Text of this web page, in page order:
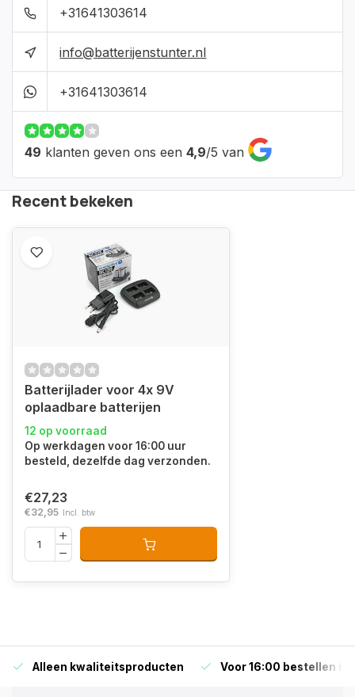
+31641303614
info@batterijenstunter.nl
+31641303614
49 klanten geven ons een 4,9/5 van
Recent bekeken
Batterijlader voor 4x 9V
oplaadbare batterijen
12 op voorraad
Op werkdagen voor 16:00 uur
besteld, dezelfde dag verzonden.
€27,23
€32,95 Incl. btw
Alleen kwaliteitsproducten Voor 16:00 bestellen is